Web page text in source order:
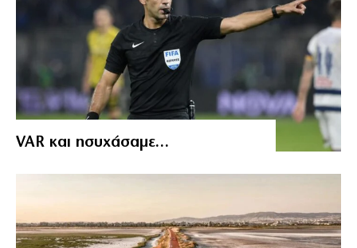
VAR και ησυχάσαμε…